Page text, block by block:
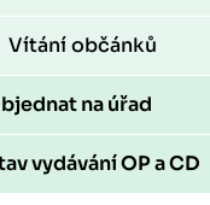
Vítání občánků
na úřad
vydávání OP a CD